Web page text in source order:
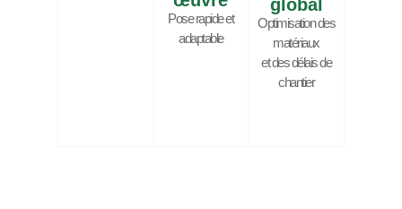
Pose rapide et
adaptable
global
Optimisation des
matériaux
et des délais de
chantier